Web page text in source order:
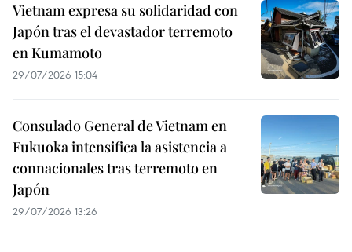
Vietnam expresa su solidaridad con
Japón tras el devastador terremoto
en Kumamoto
29/07/2026 15:04
Consulado General de Vietnam en
Fukuoka intensifica la asistencia a
connacionales tras terremoto en
Japón
29/07/2026 13:26